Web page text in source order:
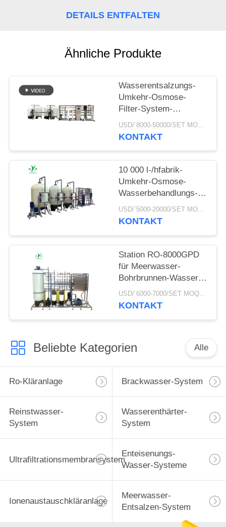
NEWS
SITEMAP
POLICY
DETAILS ENTFALTEN
Ähnliche Produkte
Wasserentsalzungs-
Umkehr-Osmose-
Filter-System-
Reinigungs-Behandlung
RO-Anlage des
15TPH salzige
USD/`8000-50000/SET MOQ:1 Satz
KONTAKT
10 000 l-/hfabrik-
Umkehr-Osmose-
Wasserbehandlungs-
Maschinen-
Wasserentsalzungs-
System
USD/`5000-20000/SET MOQ:1 Satz
KONTAKT
Station RO-8000GPD
für Meerwasser-
Bohrbrunnen-Wasser
zu trinkenden
Wasserpflanze-
USD/`6000-7000/SET MOQ:1 Satz
KONTAKT
Beliebte Kategorien Alle
Ro-Kläranlage Brackwasser-System
Reinstwasser-
System
Wasserenthärter-
System
Ultrafiltrationsmembransystem
Enteisenungs-
Wasser-Systeme
Ionenaustauschkläranlage
Meerwasser-
Entsalzen-System